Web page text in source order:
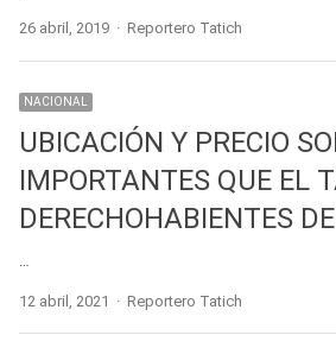
26 abril, 2019 Author
Reportero Tatich
NACIONAL
UBICACIÓN Y PRECIO
IMPORTANTES QUE EL
DERECHOHABIENTES
12 abril, 2021 Author
Reportero Tatich